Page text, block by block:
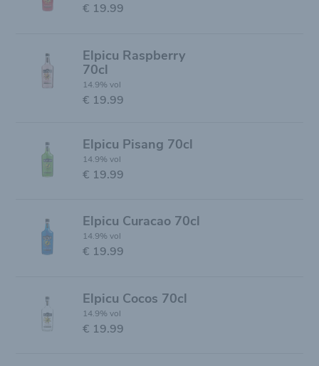
€ 19.99
Elpicu Raspberry
70cl
14.9% vol
€ 19.99
Elpicu Pisang 70cl
14.9% vol
€ 19.99
Elpicu Curacao 70cl
14.9% vol
€ 19.99
Elpicu Cocos 70cl
14.9% vol
€ 19.99